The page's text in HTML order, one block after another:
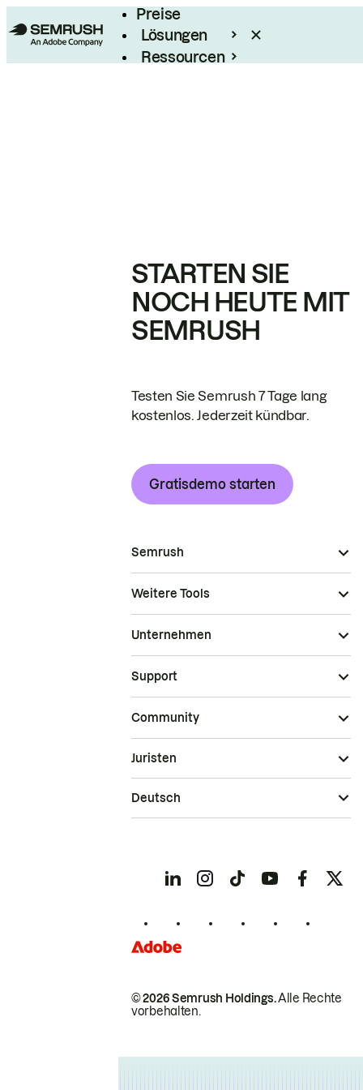
Preise
Lösungen
Ressourcen
STARTEN SIE
NOCH HEUTE MIT
SEMRUSH
Testen Sie Semrush 7 Tage lang
kostenlos. Jederzeit kündbar.
Gratisdemo starten
Semrush
Weitere Tools
Unternehmen
Support
Community
© 2026 Semrush Holdings.Alle Rechte
vorbehalten.
Juristen
Deutsch